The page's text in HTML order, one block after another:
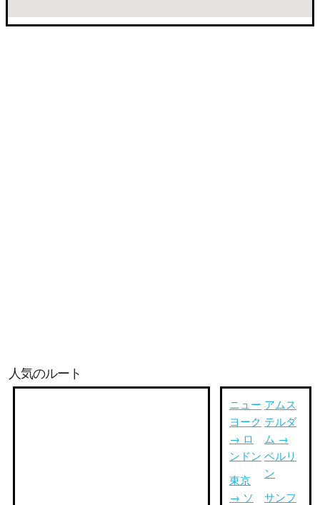
人気のルート
ニュー
ヨーク
→ ロ
ンドン
東京
→ ソ
アムス
テルダ
ム →
ベルリ
ン
サンフ